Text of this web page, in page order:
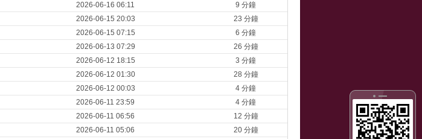
2026-06-16 06:11
9 分鐘
2026-06-15 20:03
23 分鐘
2026-06-15 07:15
6 分鐘
2026-06-13 07:29
26 分鐘
2026-06-12 18:15
3 分鐘
2026-06-12 01:30
28 分鐘
2026-06-12 00:03
4 分鐘
2026-06-11 23:59
4 分鐘
2026-06-11 06:56
12 分鐘
2026-06-11 05:06
20 分鐘